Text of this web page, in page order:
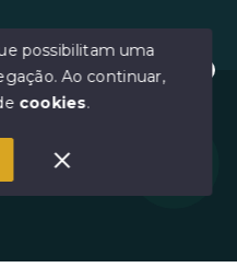
Como posso te ajudar?
- Todos os direitos
possibilitam uma
Ao continuar,
cookies.